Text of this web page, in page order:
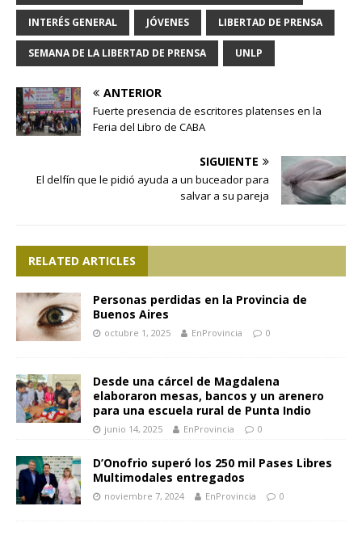
INTERÉS GENERAL JÓVENES LIBERTAD DE PRENSA
SEMANA DE LA LIBERTAD DE PRENSA UNLP
ANTERIOR
Fuerte presencia de escritores platenses en la
Feria del Libro de CABA
SIGUIENTE
El delfín que le pidió ayuda a un buceador para
salvar a su pareja
RELATED ARTICLES
Personas perdidas en la Provincia de
Buenos Aires
octubre 1, 2025 EnProvincia 0
Desde una cárcel de Magdalena
elaboraron mesas, bancos y un arenero
para una escuela rural de Punta Indio
junio 14, 2025 EnProvincia 0
D’Onofrio superó los 250 mil Pases Libres
Multimodales entregados
noviembre 7, 2024 EnProvincia 0